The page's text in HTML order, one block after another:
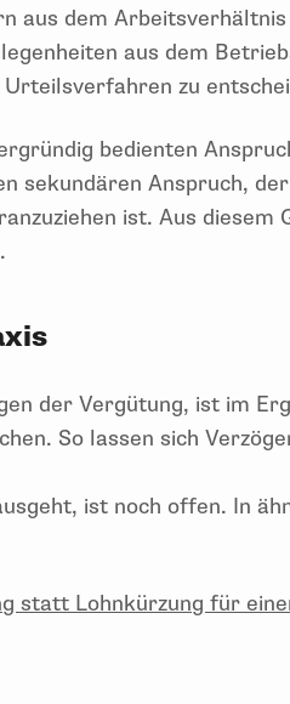
aus dem Arbeitsverhältnis
aus dem
Urteilsverfahren zu
bedienten
sekundären Anspruch,
ist. Aus diesem
der Vergütung, ist im
So lassen sich
ist noch offen. In
statt Lohnkürzung für